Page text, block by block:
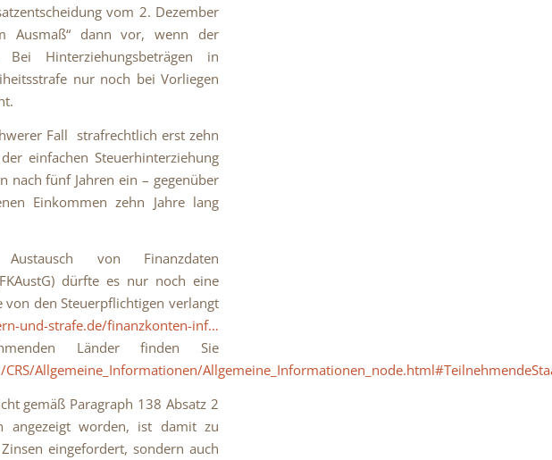
vom 2. Dezember
Ausmaß“ dann vor, wenn der
Hinterziehungsbeträgen in
nur noch bei Vorliegen
Fall strafrechtlich erst zehn
einfachen Steuerhinterziehung
nach fünf Jahren ein – gegenüber
Einkommen zehn Jahre lang
von Finanzdaten
dürfte es nur noch eine
von den Steuerpflichtigen verlangt
und-strafe.de/finanzkonten-inf…
Länder finden Sie
Allgemeine_Informationen/
gemäß Paragraph 138 Absatz 2
angezeigt worden, ist damit zu
eingefordert, sondern auch